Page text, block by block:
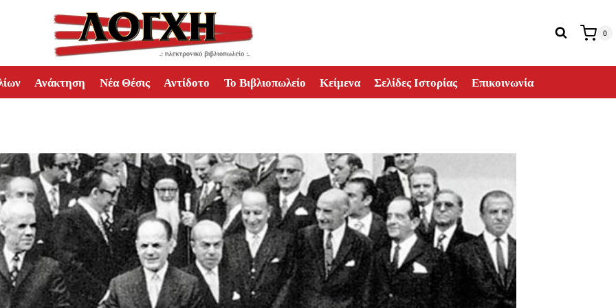
0
Ανάκτηση Νέα Θέσις Αντίδοτο Το Βιβλιοπωλείο Κείμενα Σελίδες Ιστορίας Επικοινωνία